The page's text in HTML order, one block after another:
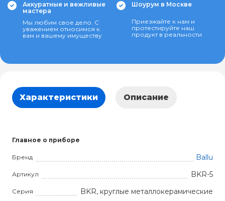
Аккуратные и вежливые
мастера
Мы любим свое дело. С
уважением относимся к
вам и вашему имуществу
Шоурум в Москве
Приезжайте к нам и
протестируйте наш
продукт в реальности
Характеристики Описание
Главное о приборе
Бренд Ballu
Артикул BKR-5
Серия BKR, круглые металлокерамические